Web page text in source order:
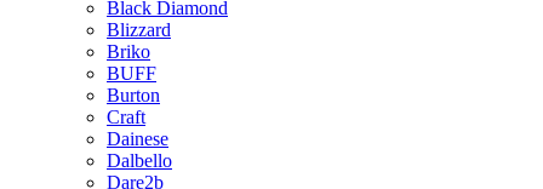
Black Diamond
Blizzard
Briko
BUFF
Burton
Craft
Dainese
Dalbello
Dare2b